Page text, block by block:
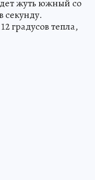
жуть южный со
секунду.
градусов тепла,